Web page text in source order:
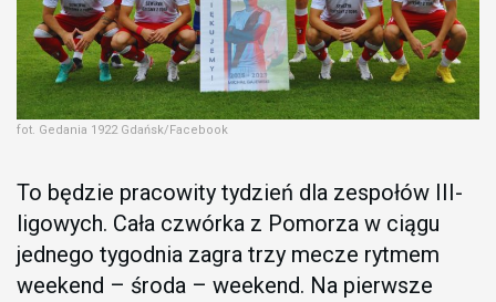
fot. Gedania 1922 Gdańsk/Facebook
To będzie pracowity tydzień dla zespołów III-
ligowych. Cała czwórka z Pomorza w ciągu
jednego tygodnia zagra trzy mecze rytmem
weekend – środa – weekend. Na pierwsze